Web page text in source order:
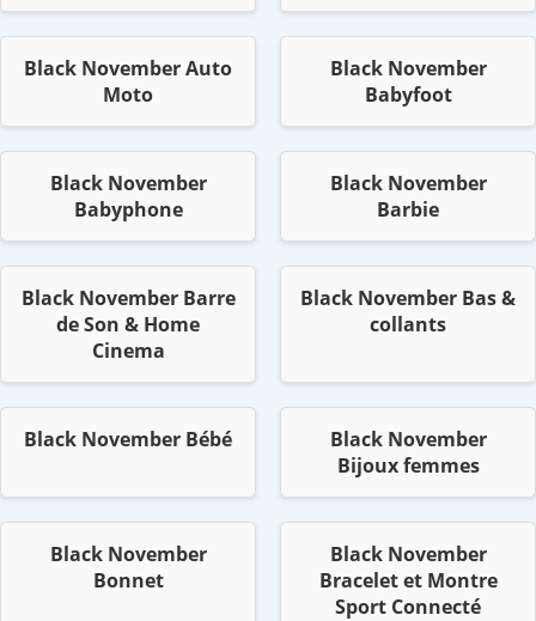
Black November Auto
Moto
Black November
Babyfoot
Black November
Babyphone
Black November
Barbie
Black November Barre
de Son & Home
Cinema
Black November Bas &
collants
Black November Bébé
Black November
Bijoux femmes
Black November
Bonnet
Black November
Bracelet et Montre
Sport Connecté